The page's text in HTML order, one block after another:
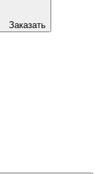
Заказать